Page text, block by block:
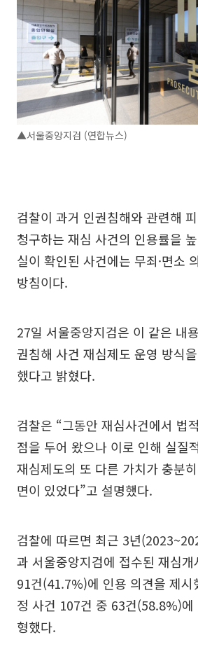
▲서울중앙지검 (연합뉴스)
검찰이 과거 인권침해와 관련해
청구하는 재심 사건의 인용률을
실이 확인된 사건에는 무죄·면소
방침이다.
27일 서울중앙지검은 이 같은 내
권침해 사건 재심제도 운영 방식
했다고 밝혔다.
검찰은 “그동안 재심사건에서 법
점을 두어 왔으나 이로 인해 실질
재심제도의 또 다른 가치가 충분
면이 있었다”고 설명했다.
검찰에 따르면 최근 3년
과 서울중앙지검에 접수된 재심
91건(41.7%)에 인용 의견을 제시
정 사건 107건 중 63건(58.8%)에
형했다.